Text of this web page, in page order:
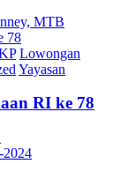
MTB
Lowongan
Yayasan
RI ke 78